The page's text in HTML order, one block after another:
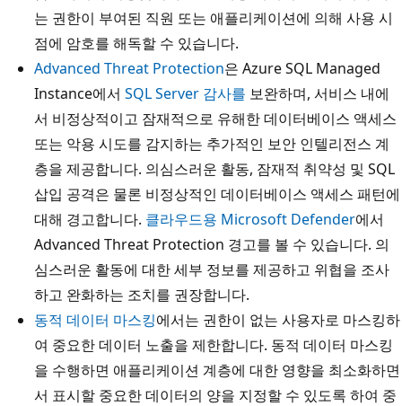
는 권한이 부여된 직원 또는 애플리케이션에 의해 사용 시
점에 암호를 해독할 수 있습니다.
Advanced Threat Protection은 Azure SQL Managed
Instance에서 SQL Server 감사를 보완하며, 서비스 내에
서 비정상적이고 잠재적으로 유해한 데이터베이스 액세스
또는 악용 시도를 감지하는 추가적인 보안 인텔리전스 계
층을 제공합니다. 의심스러운 활동, 잠재적 취약성 및 SQL
삽입 공격은 물론 비정상적인 데이터베이스 액세스 패턴에
대해 경고합니다. 클라우드용 Microsoft Defender에서
Advanced Threat Protection 경고를 볼 수 있습니다. 의
심스러운 활동에 대한 세부 정보를 제공하고 위협을 조사
하고 완화하는 조치를 권장합니다.
동적 데이터 마스킹에서는 권한이 없는 사용자로 마스킹하
여 중요한 데이터 노출을 제한합니다. 동적 데이터 마스킹
을 수행하면 애플리케이션 계층에 대한 영향을 최소화하면
서 표시할 중요한 데이터의 양을 지정할 수 있도록 하여 중